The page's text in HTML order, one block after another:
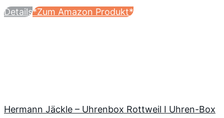
Details*Zum Amazon Produkt*
Hermann Jäckle – Uhrenbox Rottweil I Uhren-Box